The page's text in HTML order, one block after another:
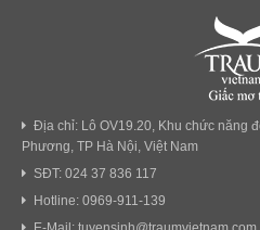
Địa chỉ: Lô OV19.20, Khu chức năng
Phương, TP Hà Nội, Việt Nam
SĐT: 024 37 836 117
Hotline: 0969-911-139